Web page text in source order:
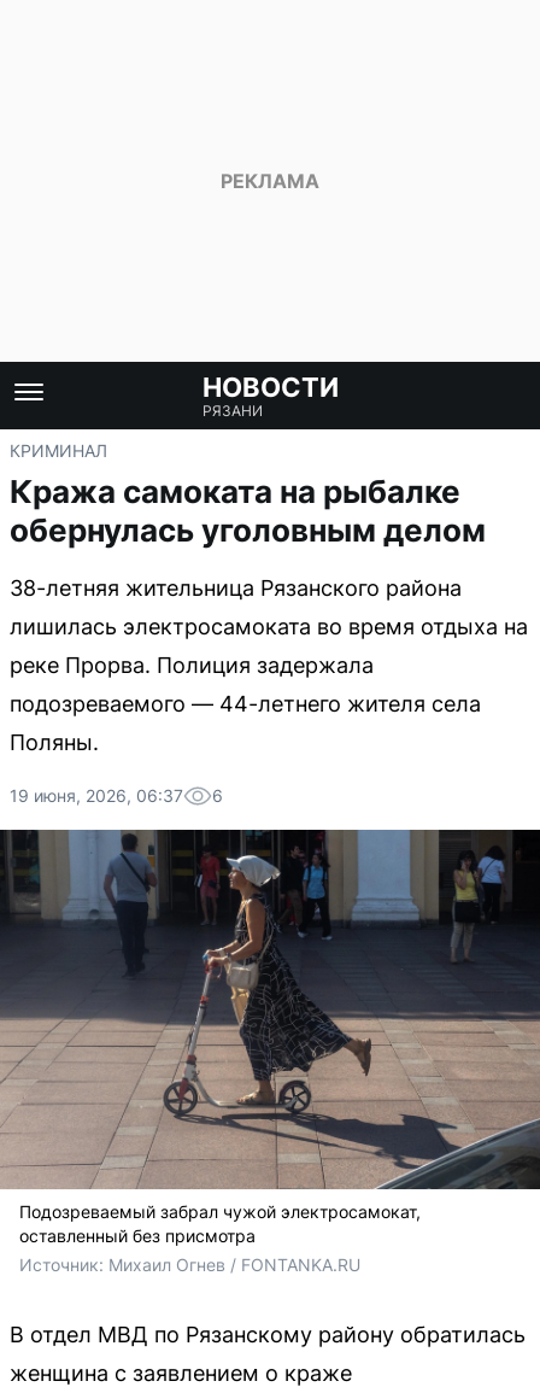
НОВОСТИ
РЯЗАНИ
КРИМИНАЛ
Кража самоката на рыбалке
обернулась уголовным делом
38-летняя жительница Рязанского района
лишилась электросамоката во время отдыха на
реке Прорва. Полиция задержала
подозреваемого — 44-летнего жителя села
Поляны.
19 июня, 2026, 06:37 6
Подозреваемый забрал чужой электросамокат,
оставленный без присмотра
Источник: Михаил Огнев / FONTANKA.RU
В отдел МВД по Рязанскому району обратилась
женщина с заявлением о краже